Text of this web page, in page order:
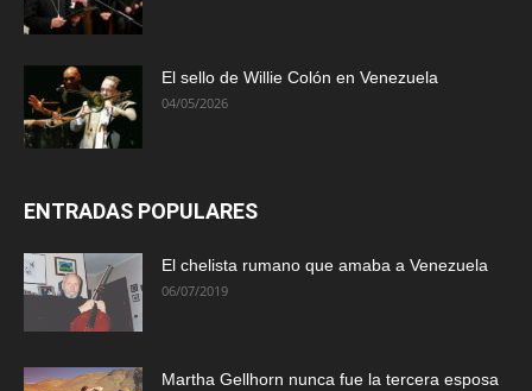
El sello de Willie Colón en Venezuela
04/05/2026
ENTRADAS POPULARES
El chelista rumano que amaba a Venezuela
06/07/2019
Martha Gellhorn nunca fue la tercera esposa